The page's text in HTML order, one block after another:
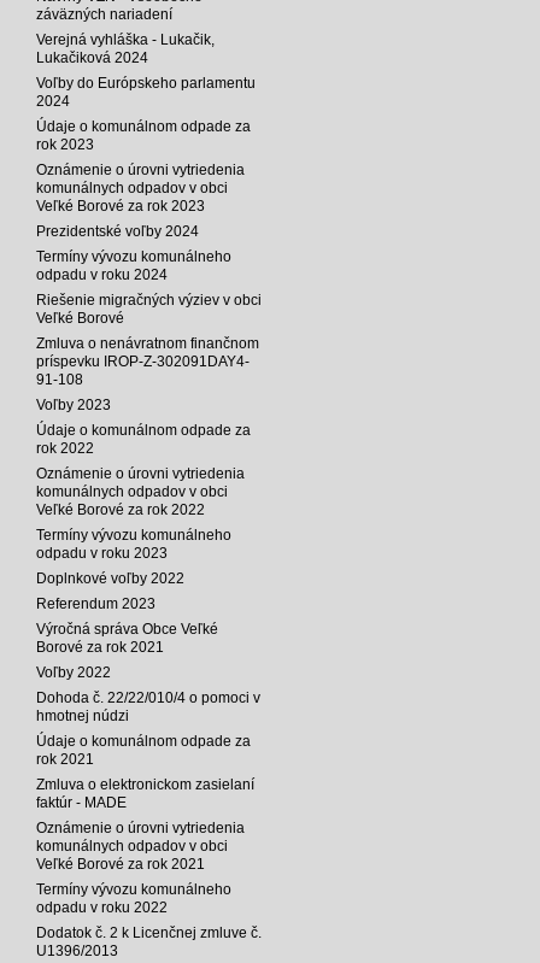
záväzných nariadení
Verejná vyhláška - Lukačik,
Lukačiková 2024
Voľby do Európskeho parlamentu
2024
Údaje o komunálnom odpade za
rok 2023
Oznámenie o úrovni vytriedenia
komunálnych odpadov v obci
Veľké Borové za rok 2023
Prezidentské voľby 2024
Termíny vývozu komunálneho
odpadu v roku 2024
Riešenie migračných výziev v obci
Veľké Borové
Zmluva o nenávratnom finančnom
príspevku IROP-Z-302091DAY4-
91-108
Voľby 2023
Údaje o komunálnom odpade za
rok 2022
Oznámenie o úrovni vytriedenia
komunálnych odpadov v obci
Veľké Borové za rok 2022
Termíny vývozu komunálneho
odpadu v roku 2023
Doplnkové voľby 2022
Referendum 2023
Výročná správa Obce Veľké
Borové za rok 2021
Voľby 2022
Dohoda č. 22/22/010/4 o pomoci v
hmotnej núdzi
Údaje o komunálnom odpade za
rok 2021
Zmluva o elektronickom zasielaní
faktúr - MADE
Oznámenie o úrovni vytriedenia
komunálnych odpadov v obci
Veľké Borové za rok 2021
Termíny vývozu komunálneho
odpadu v roku 2022
Dodatok č. 2 k Licenčnej zmluve č.
U1396/2013